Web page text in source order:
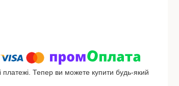
платежі. Тепер ви можете купити будь-який